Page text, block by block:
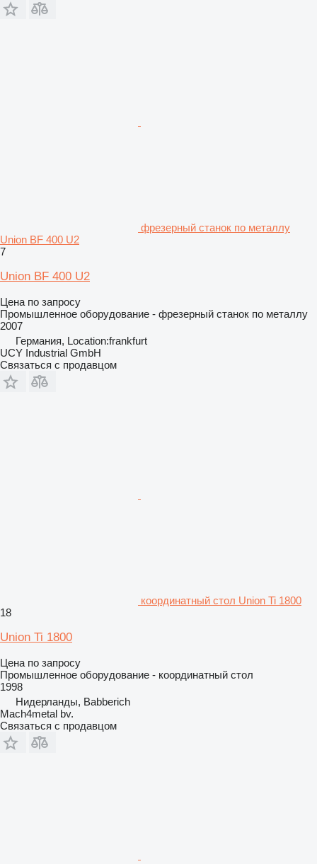
фрезерный станок по металлу
Union BF 400 U2
7
Union BF 400 U2
Цена по запросу
Промышленное оборудование - фрезерный станок по металлу
2007
Германия, Location:frankfurt
UCY Industrial GmbH
Связаться с продавцом
координатный стол Union Ti 1800
18
Union Ti 1800
Цена по запросу
Промышленное оборудование - координатный стол
1998
Нидерланды, Babberich
Mach4metal bv.
Связаться с продавцом